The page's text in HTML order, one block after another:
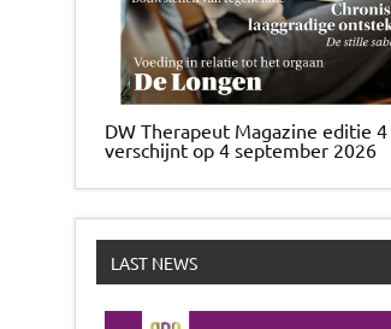
DW Therapeut Magazine editie 4
verschijnt op 4 september 2026
LAST NEWS